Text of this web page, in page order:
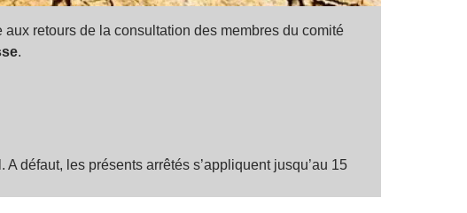
retours de la consultation des membres du comité
.
défaut, les présents arrêtés s’appliquent jusqu’au 15